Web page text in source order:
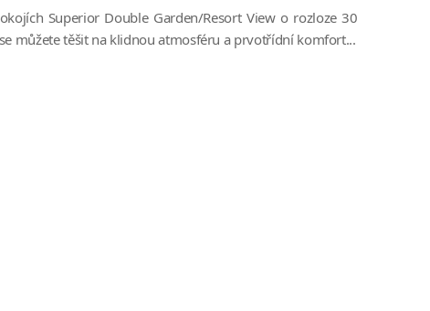
Superior Double Garden/Resort View o rozloze 30
můžete těšit na klidnou atmosféru a prvotřídní komfort...